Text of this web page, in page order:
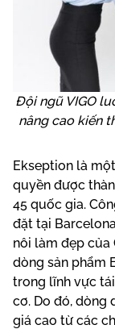
Đội ngũ VIGO
nâng cao kiến
Ekseption là
quyền được
45 quốc gia.
đặt tại
nôi làm đẹp của
dòng sản phẩm
trong lĩnh vực
cơ. Do đó, dòng
giá cao từ các